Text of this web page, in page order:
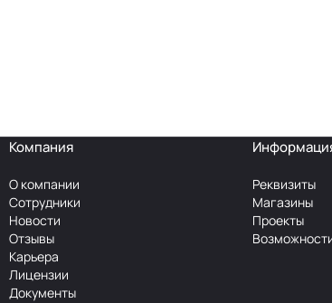
Компания
О компании
Сотрудники
Новости
Отзывы
Карьера
Лицензии
Документы
Реквизиты
Магазины
Проекты